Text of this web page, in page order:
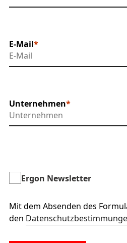
E-Mail
Unternehmen
Ergon Newsletter
Mit dem Absenden des
den